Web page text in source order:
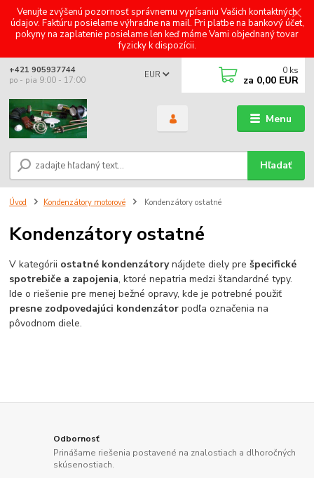
Venujte zvýšenú pozornosť správnemu vypísaniu Vašich kontaktných
údajov. Faktúru posielame výhradne na mail. Pri platbe na bankový účet,
pokyny na zaplatenie posielame len keď máme Vami objednaný tovar
fyzicky k dispozícii.
Menu
EUR
Hľadať
+421 905937744
po - pia 9:00 - 17:00
0 ks
za 0,00 EUR
Úvod Kondenzátory motorové Kondenzátory ostatné
Kondenzátory ostatné
V kategórii ostatné kondenzátorynájdete diely prešpecifické
spotrebiče a zapojenia, ktoré nepatria medzi štandardné typy.
Ide o riešenie pre menej bežné opravy, kde je potrebné použiť
presne zodpovedajúci kondenzátor podľa označenia na
pôvodnom diele.
Odbornosť
Prinášame riešenia postavené na znalostiach a dlhoročných
skúsenostiach.